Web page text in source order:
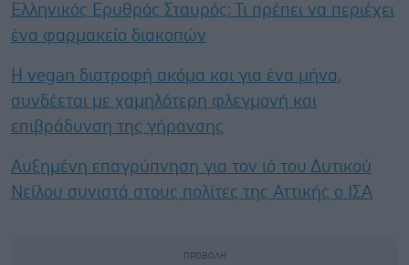
Ελληνικός Ερυθρός Σταυρός: Τι πρέπει να περιέχει
ένα φαρμακείο διακοπών
Η vegan διατροφή ακόμα και για ένα μήνα,
συνδέεται με χαμηλότερη φλεγμονή και
επιβράδυνση της γήρανσης
Αυξημένη επαγρύπνηση για τον ιό του Δυτικού
Νείλου συνιστά στους πολίτες της Αττικής ο ΙΣΑ